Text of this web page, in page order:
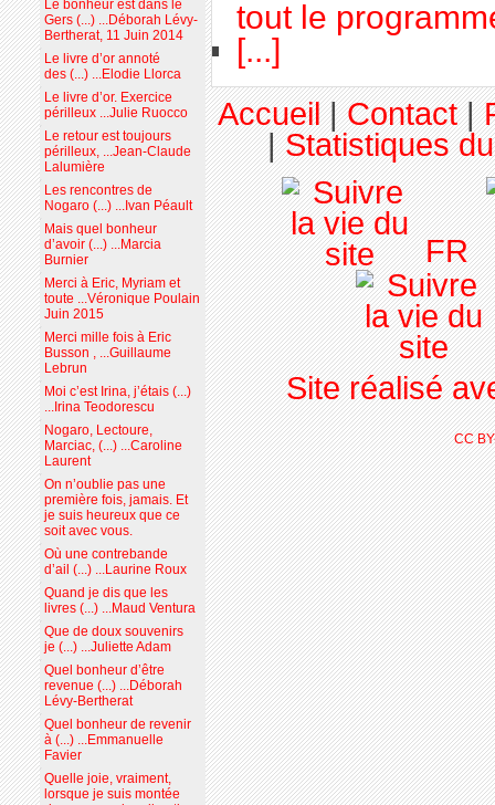
tout le
[...]
Le bonheur est dans le
Gers (...) ...Déborah Lévy-
Bertherat, 11 Juin 2014
Le livre d’or annoté
des (...) ...Elodie Llorca
Le livre d’or. Exercice
périlleux ...Julie Ruocco
Le retour est toujours
périlleux, ...Jean-Claude
Lalumière
Les rencontres de
Nogaro (...) ...Ivan Péault
Mais quel bonheur
d’avoir (...) ...Marcia
Burnier
Merci à Eric, Myriam et
toute ...Véronique Poulain
Juin 2015
Merci mille fois à Eric
Busson , ...Guillaume
Lebrun
Moi c’est Irina, j’étais (...)
...Irina Teodorescu
Nogaro, Lectoure,
Marciac, (...) ...Caroline
Laurent
On n’oublie pas une
première fois, jamais. Et
je suis heureux que ce
soit avec vous.
Où une contrebande
d’ail (...) ...Laurine Roux
Quand je dis que les
livres (...) ...Maud Ventura
Que de doux souvenirs
je (...) ...Juliette Adam
Quel bonheur d’être
revenue (...) ...Déborah
Lévy-Bertherat
Quel bonheur de revenir
à (...) ...Emmanuelle
Favier
Quelle joie, vraiment,
lorsque je suis montée
Accueil|Contact|
|Statistiques
FR
Site réalisé
CC